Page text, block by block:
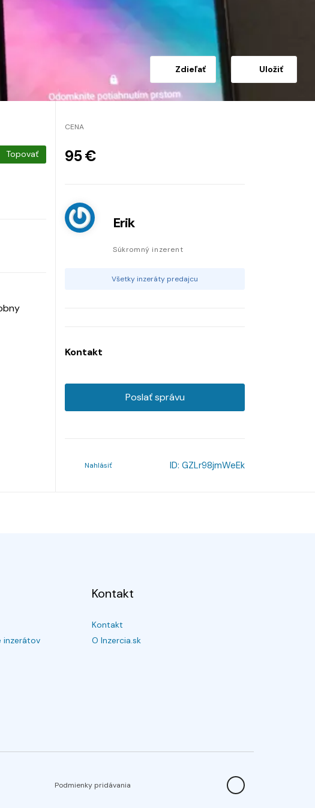
Zdieľať Uložiť
Topovať
CENA
95 €
Erik
Súkromný inzerent
Všetky inzeráty predajcu
Kontakt
Poslať správu
Nahlásiť ID: GZLr98jmWeEk
inzerátov
Kontakt
Kontakt
O Inzercia.sk
Podmienky pridávania